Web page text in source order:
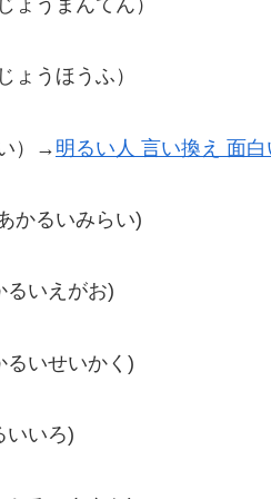
ょうほうふ）
）→ 明るい人 言い換え 面
かるいみらい)
るいえがお)
るいせいかく)
いいろ)